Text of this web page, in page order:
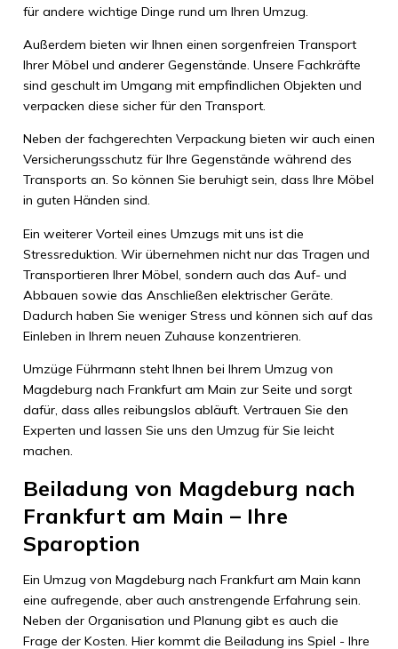
für andere wichtige Dinge rund um Ihren Umzug.
Außerdem bieten wir Ihnen einen sorgenfreien Transport
Ihrer Möbel und anderer Gegenstände. Unsere Fachkräfte
sind geschult im Umgang mit empfindlichen Objekten und
verpacken diese sicher für den Transport.
Neben der fachgerechten Verpackung bieten wir auch einen
Versicherungsschutz für Ihre Gegenstände während des
Transports an. So können Sie beruhigt sein, dass Ihre Möbel
in guten Händen sind.
Ein weiterer Vorteil eines Umzugs mit uns ist die
Stressreduktion. Wir übernehmen nicht nur das Tragen und
Transportieren Ihrer Möbel, sondern auch das Auf- und
Abbauen sowie das Anschließen elektrischer Geräte.
Dadurch haben Sie weniger Stress und können sich auf das
Einleben in Ihrem neuen Zuhause konzentrieren.
Umzüge Führmann steht Ihnen bei Ihrem Umzug von
Magdeburg nach Frankfurt am Main zur Seite und sorgt
dafür, dass alles reibungslos abläuft. Vertrauen Sie den
Experten und lassen Sie uns den Umzug für Sie leicht
machen.
Beiladung von Magdeburg nach
Frankfurt am Main – Ihre
Sparoption
Ein Umzug von Magdeburg nach Frankfurt am Main kann
eine aufregende, aber auch anstrengende Erfahrung sein.
Neben der Organisation und Planung gibt es auch die
Frage der Kosten. Hier kommt die Beiladung ins Spiel - Ihre